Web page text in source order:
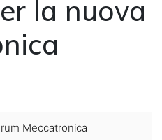
la nuova
Meccatronica